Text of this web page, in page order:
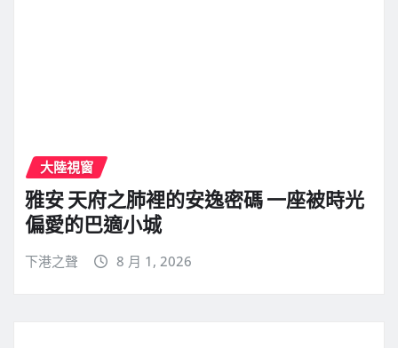
大陸視窗
雅安 天府之肺裡的安逸密碼 一座被時光
偏愛的巴適小城
下港之聲 8 月 1, 2026